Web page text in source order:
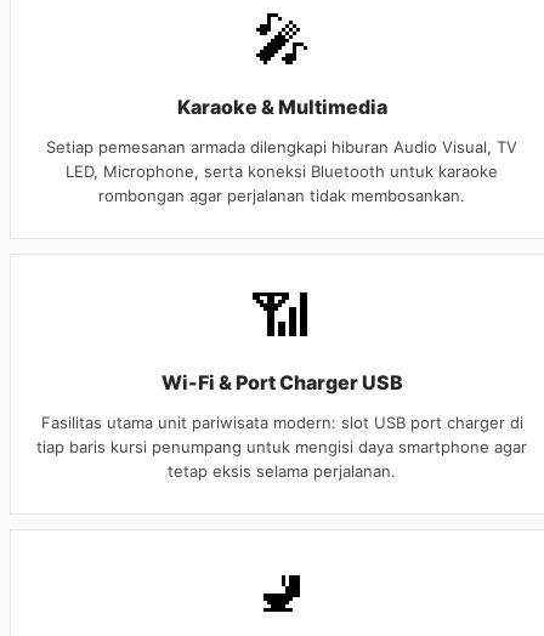
🎤
Karaoke & Multimedia
Setiap pemesanan armada dilengkapi hiburan Audio Visual, TV
LED, Microphone, serta koneksi Bluetooth untuk karaoke
rombongan agar perjalanan tidak membosankan.
📶
Wi-Fi & Port Charger USB
Fasilitas utama unit pariwisata modern: slot USB port charger di
tiap baris kursi penumpang untuk mengisi daya smartphone agar
tetap eksis selama perjalanan.
🚽